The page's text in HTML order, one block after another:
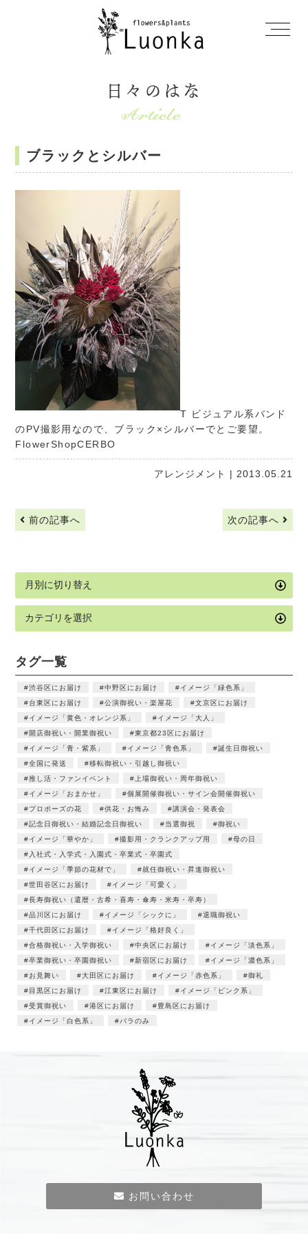
日々のはな
ブラックとシルバー
T ビジュアル系バンド
のPV撮影用なので、ブラック×シルバーでとご要望。
FlowerShopCERBO
アレンジメント | 2013.05.21
前の記事へ 次の記事へ
タグ一覧
渋谷区にお届け 中野区にお届け
イメージ「緑色系」
台東区にお届け
公演御祝い・楽屋花
文京区にお届け
イメージ「黄色・オレンジ系」
イメージ「大人」
開店御祝い・開業御祝い
東京都23区にお届け
イメージ「青・紫系」
イメージ「青色系」
誕生日御祝い
全国に発送
移転御祝い・引越し御祝い
推し活・ファンイベント
上場御祝い・周年御祝い
イメージ「おまかせ」
個展開催御祝い・サイン会開催御祝い
プロポーズの花
供花・お悔み
講演会・発表会
記念日御祝い・結婚記念日御祝い
当選御祝
御祝い
イメージ「華やか」
撮影用・クランクアップ用
母の日
入社式・入学式・入園式・卒業式・卒園式
イメージ「季節の花材で」
就任御祝い・昇進御祝い
世田谷区にお届け
イメージ「可愛く」
長寿御祝い（還暦・古希・喜寿・傘寿・米寿・卒寿）
品川区にお届け
イメージ「シックに」
退職御祝い
千代田区にお届け
イメージ「格好良く」
合格御祝い・入学御祝い
中央区にお届け
イメージ「淡色系」
卒業御祝い・卒園御祝い
新宿区にお届け
イメージ「濃色系」
お見舞い
大田区にお届け イメージ「赤色系」
御礼
目黒区にお届け
江東区にお届け
イメージ「ピンク系」
受賞御祝い
港区にお届け
豊島区にお届け
イメージ「白色系」
バラのみ
お問い合わせ